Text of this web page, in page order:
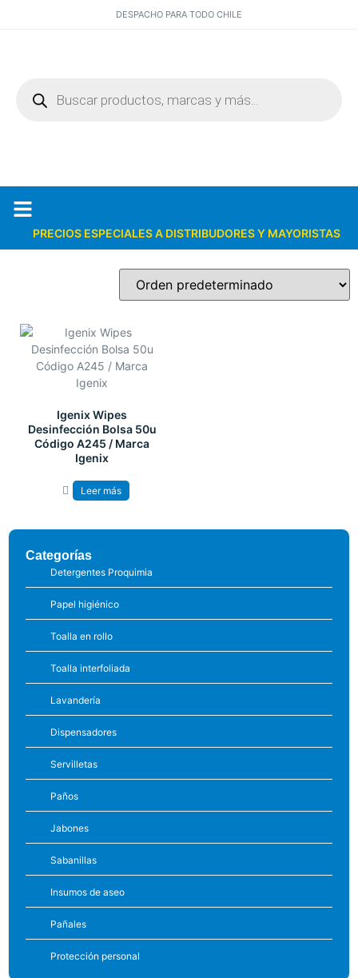
DESPACHO PARA TODO CHILE
PRECIOS ESPECIALES A DISTRIBUDORES Y MAYORISTAS
Categorías
Detergentes Proquimia
Papel higiénico
Toalla en rollo
Toalla interfoliada
Lavandería
Dispensadores
Servilletas
Paños
Jabones
Sabanillas
Insumos de aseo
Pañales
Protección personal
Igenix Wipes
Desinfección Bolsa 50u
Código A245 / Marca
Igenix
Leer más